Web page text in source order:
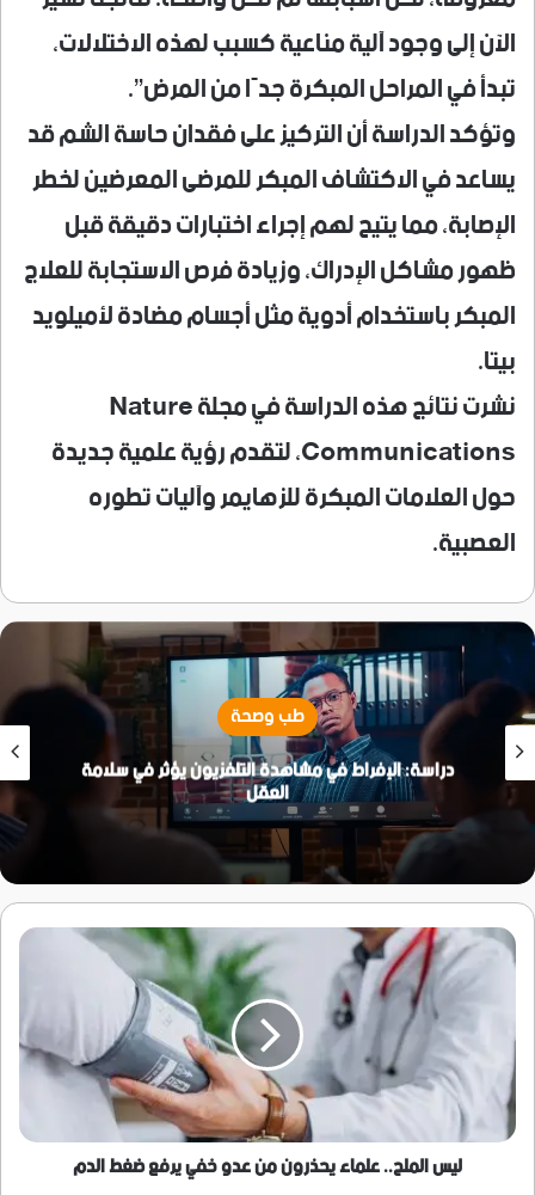
الآن إلى وجود آلية مناعية كسبب لهذه الاختلالات،
تبدأ في المراحل المبكرة جدًا من المرض”.
وتؤكد الدراسة أن التركيز على فقدان حاسة الشم قد
يساعد في الاكتشاف المبكر للمرضى المعرضين لخطر
الإصابة، مما يتيح لهم إجراء اختبارات دقيقة قبل
ظهور مشاكل الإدراك، وزيادة فرص الاستجابة للعلاج
المبكر باستخدام أدوية مثل أجسام مضادة لأميلويد
بيتا.
نشرت نتائج هذه الدراسة في مجلة Nature
Communications، لتقدم رؤية علمية جديدة
حول العلامات المبكرة للزهايمر وآليات تطوره
العصبية.
طب وصحة
دراسة: الإفراط في مشاهدة التلفزيون يؤثر في سلامة
العقل
ليس
الملح..
يحذرون منعدو
خفي
يرفع
ضغط
ليس الملح.. علماء يحذرون من عدو خفي يرفع ضغط الدم